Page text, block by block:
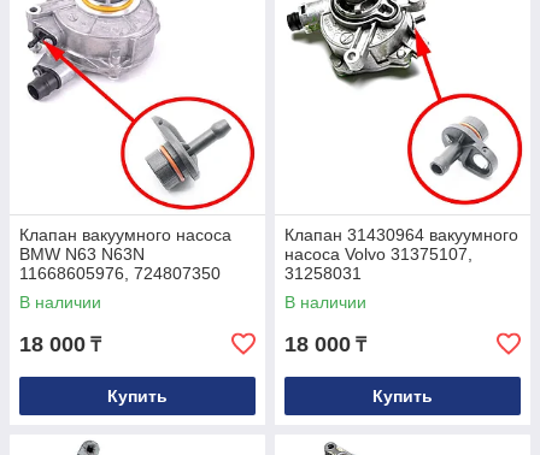
Клапан вакуумного насоса
BMW N63 N63N
11668605976, 724807350
В наличии
18 000 ₸
Купить
Клапан 31430964 вакуумного
насоса Volvo 31375107,
31258031
В наличии
18 000 ₸
Купить